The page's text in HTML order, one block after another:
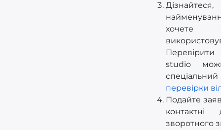
хочете
studio
перевірки
Подайте
зворотного